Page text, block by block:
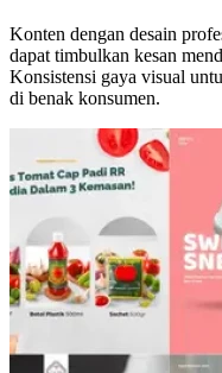
Konten dengan desain
dapat timbulkan kesan
Konsistensi gaya visual
di benak konsumen.